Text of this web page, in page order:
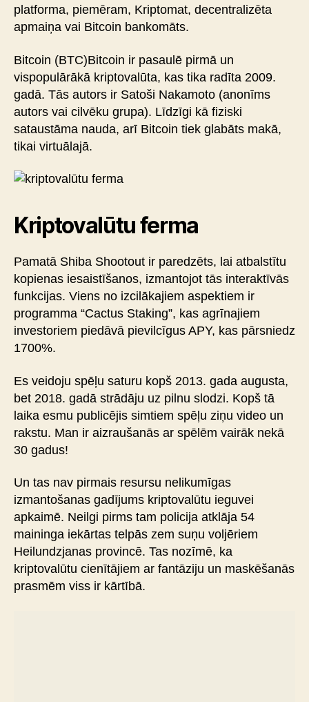
platforma, piemēram, Kriptomat, decentralizēta
apmaiņa vai Bitcoin bankomāts.
Bitcoin (BTC)Bitcoin ir pasaulē pirmā un
vispopulārākā kriptovalūta, kas tika radīta 2009.
gadā. Tās autors ir Satoši Nakamoto (anonīms
autors vai cilvēku grupa). Līdzīgi kā fiziski
sataustāma nauda, arī Bitcoin tiek glabāts makā,
tikai virtuālajā.
Kriptovalūtu ferma
Pamatā Shiba Shootout ir paredzēts, lai atbalstītu
kopienas iesaistīšanos, izmantojot tās interaktīvās
funkcijas. Viens no izcilākajiem aspektiem ir
programma “Cactus Staking”, kas agrīnajiem
investoriem piedāvā pievilcīgus APY, kas pārsniedz
1700%.
Es veidoju spēļu saturu kopš 2013. gada augusta,
bet 2018. gadā strādāju uz pilnu slodzi. Kopš tā
laika esmu publicējis simtiem spēļu ziņu video un
rakstu. Man ir aizraušanās ar spēlēm vairāk nekā
30 gadus!
Un tas nav pirmais resursu nelikumīgas
izmantošanas gadījums kriptovalūtu ieguvei
apkaimē. Neilgi pirms tam policija atklāja 54
maininga iekārtas telpās zem suņu voljēriem
Heilundzjanas provincē. Tas nozīmē, ka
kriptovalūtu cienītājiem ar fantāziju un maskēšanās
prasmēm viss ir kārtībā.